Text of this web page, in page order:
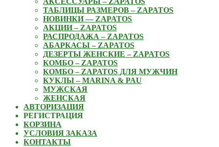
ТАБЛИЦЫ РАЗМЕРОВ – ZAPATOS
НОВИНКИ — ZAPATOS
АКЦИИ – ZAPATOS
РАСПРОДАЖА – ZAPATOS
АБАРКАСЫ – ZAPATOS
ДЕЗЕРТЫ ЖЕНСКИЕ – ZAPATOS
КОМБО – ZAPATOS
КОМБО – ZAPATOS ДЛЯ МУЖЧИН
КУКЛЫ – MARINA & PAU
МУЖСКАЯ
ЖЕНСКАЯ
АВТОРИЗАЦИЯ
РЕГИСТРАЦИЯ
КОРЗИНА
УСЛОВИЯ ЗАКАЗА
КОНТАКТЫ